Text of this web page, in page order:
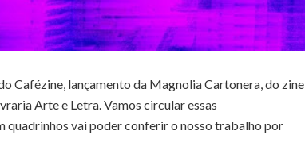
Cafézine, lançamento da Magnolia Cartonera, do zine
Arte e Letra. Vamos circular essas
quadrinhos vai poder conferir o nosso trabalho por